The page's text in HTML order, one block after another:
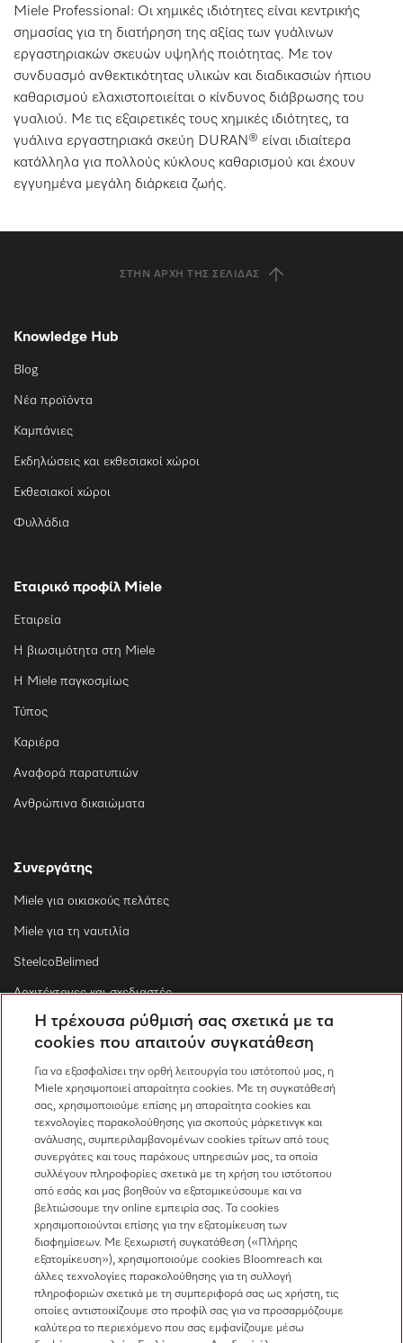
Miele Professional: Οι χημικές ιδιότητες είναι κεντρικής
σημασίας για τη διατήρηση της αξίας των γυάλινων
εργαστηριακών σκευών υψηλής ποιότητας. Με τον
συνδυασμό ανθεκτικότητας υλικών και διαδικασιών ήπιου
καθαρισμού ελαχιστοποιείται ο κίνδυνος διάβρωσης του
γυαλιού. Με τις εξαιρετικές τους χημικές ιδιότητες, τα
γυάλινα εργαστηριακά σκεύη DURAN® είναι ιδιαίτερα
κατάλληλα για πολλούς κύκλους καθαρισμού και έχουν
εγγυημένα μεγάλη διάρκεια ζωής.
ΣΤΗΝ ΑΡΧΉ ΤΗΣ ΣΕΛΊΔΑΣ
Knowledge Hub
Blog
Νέα προϊόντα
Καμπάνιες
Εκδηλώσεις και εκθεσιακοί χώροι
Εκθεσιακοί χώροι
Φυλλάδια
Εταιρικό προφίλ Miele
Εταιρεία
Η βιωσιμότητα στη Miele
Η Miele παγκοσμίως
Τύπος
Καριέρα
Αναφορά παρατυπιών
Ανθρώπινα δικαιώματα
Συνεργάτης
Miele για οικιακούς πελάτες
Miele για τη ναυτιλία
SteelcoBelimed
Αρχιτέκτονες και σχεδιαστές
Για εμπορικούς συνεργάτες
Επικοινωνία
Επισκόπηση επικοινωνίας
210 6794444
Εξυπηρέτηση πελατών
210 6794444
Η τρέχουσα ρύθμισή σας σχετικά με τα
cookies που απαιτούν συγκατάθεση
Για να εξασφαλίσει την ορθή λειτουργία του ιστότοπού μας, η
Miele χρησιμοποιεί απαραίτητα cookies. Με τη συγκατάθεσή
σας, χρησιμοποιούμε επίσης μη απαραίτητα cookies και
τεχνολογίες παρακολούθησης για σκοπούς μάρκετινγκ και
ανάλυσης, συμπεριλαμβανομένων cookies τρίτων από τους
συνεργάτες και τους παρόχους υπηρεσιών μας, τα οποία
συλλέγουν πληροφορίες σχετικά με τη χρήση του ιστότοπου
από εσάς και μας βοηθούν να εξατομικεύσουμε και να
βελτιώσουμε την online εμπειρία σας. Τα cookies
χρησιμοποιούνται επίσης για την εξατομίκευση των
διαφημίσεων. Με ξεχωριστή συγκατάθεση («Πλήρης
εξατομίκευση»), χρησιμοποιούμε cookies Bloomreach και
άλλες τεχνολογίες παρακολούθησης για τη συλλογή
πληροφοριών σχετικά με τη συμπεριφορά σας ως χρήστη, τις
οποίες αντιστοιχίζουμε στο προφίλ σας για να προσαρμόζουμε
καλύτερα το περιεχόμενο που σας εμφανίζουμε μέσω